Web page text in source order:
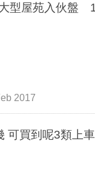
型屋苑入伙盤
2017
可買到呢3類上